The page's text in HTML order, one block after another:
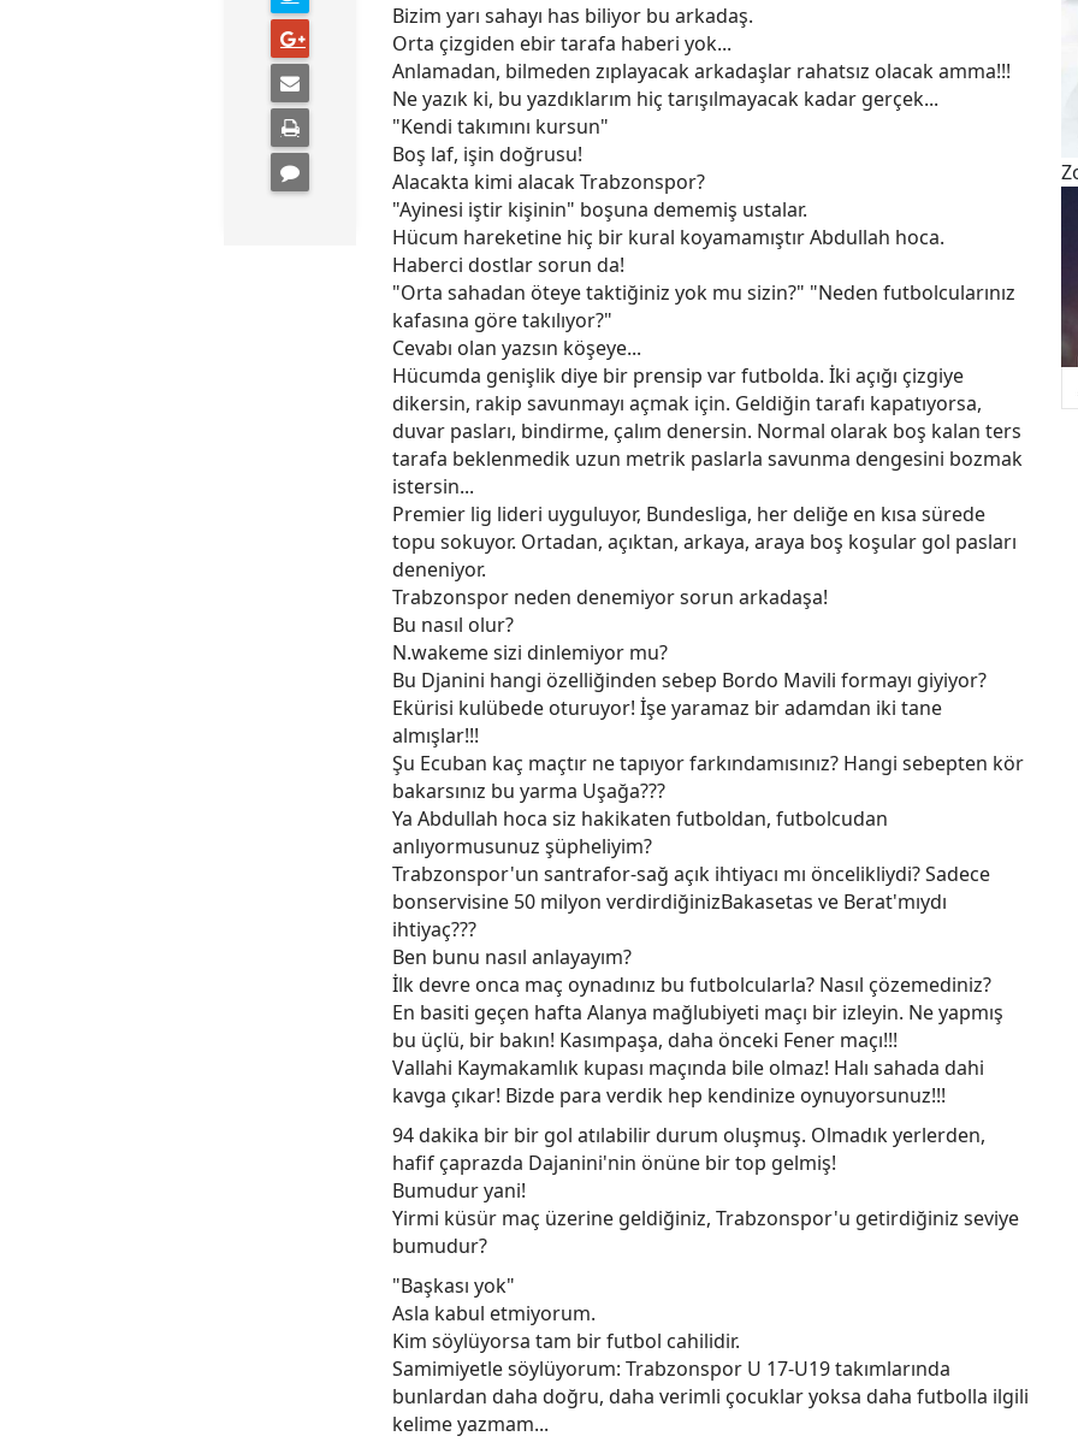
Bizim yarı sahayı has biliyor bu arkadaş.
Orta çizgiden ebir tarafa haberi yok...
Anlamadan, bilmeden zıplayacak arkadaşlar rahatsız olacak amma!!!
Ne yazık ki, bu yazdıklarım hiç tarışılmayacak kadar gerçek...
"Kendi takımını kursun"
Boş laf, işin doğrusu!
Alacakta kimi alacak Trabzonspor?
"Ayinesi iştir kişinin" boşuna dememiş ustalar.
Hücum hareketine hiç bir kural koyamamıştır Abdullah hoca.
Haberci dostlar sorun da!
"Orta sahadan öteye taktiğiniz yok mu sizin?" "Neden futbolcularınız
kafasına göre takılıyor?"
Cevabı olan yazsın köşeye...
Hücumda genişlik diye bir prensip var futbolda. İki açığı çizgiye
dikersin, rakip savunmayı açmak için. Geldiğin tarafı kapatıyorsa,
duvar pasları, bindirme, çalım denersin. Normal olarak boş kalan ters
tarafa beklenmedik uzun metrik paslarla savunma dengesini bozmak
istersin...
Premier lig lideri uyguluyor, Bundesliga, her deliğe en kısa sürede
topu sokuyor. Ortadan, açıktan, arkaya, araya boş koşular gol pasları
deneniyor.
Trabzonspor neden denemiyor sorun arkadaşa!
Bu nasıl olur?
N.wakeme sizi dinlemiyor mu?
Bu Djanini hangi özelliğinden sebep Bordo Mavili formayı giyiyor?
Ekürisi kulübede oturuyor! İşe yaramaz bir adamdan iki tane
almışlar!!!
Şu Ecuban kaç maçtır ne tapıyor farkındamısınız? Hangi sebepten kör
bakarsınız bu yarma Uşağa???
Ya Abdullah hoca siz hakikaten futboldan, futbolcudan
anlıyormusunuz şüpheliyim?
Trabzonspor'un santrafor-sağ açık ihtiyacı mı öncelikliydi? Sadece
bonservisine 50 milyon verdirdiğinizBakasetas ve Berat'mıydı
ihtiyaç???
Ben bunu nasıl anlayayım?
İlk devre onca maç oynadınız bu futbolcularla? Nasıl çözemediniz?
En basiti geçen hafta Alanya mağlubiyeti maçı bir izleyin. Ne yapmış
bu üçlü, bir bakın! Kasımpaşa, daha önceki Fener maçı!!!
Vallahi Kaymakamlık kupası maçında bile olmaz! Halı sahada dahi
kavga çıkar! Bizde para verdik hep kendinize oynuyorsunuz!!!
94 dakika bir bir gol atılabilir durum oluşmuş. Olmadık yerlerden,
hafif çaprazda Dajanini'nin önüne bir top gelmiş!
Bumudur yani!
Yirmi küsür maç üzerine geldiğiniz, Trabzonspor'u getirdiğiniz seviye
bumudur?
"Başkası yok"
Asla kabul etmiyorum.
Kim söylüyorsa tam bir futbol cahilidir.
Samimiyetle söylüyorum: Trabzonspor U 17-U19 takımlarında
bunlardan daha doğru, daha verimli çocuklar yoksa daha futbolla ilgili
kelime yazmam...